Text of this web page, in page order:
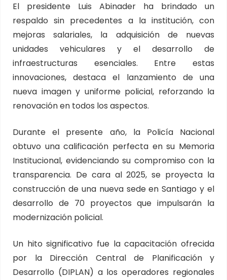
El presidente Luis Abinader ha brindado un
respaldo sin precedentes a la institución, con
mejoras salariales, la adquisición de nuevas
unidades vehiculares y el desarrollo de
infraestructuras esenciales. Entre estas
innovaciones, destaca el lanzamiento de una
nueva imagen y uniforme policial, reforzando la
renovación en todos los aspectos.
Durante el presente año, la Policía Nacional
obtuvo una calificación perfecta en su Memoria
Institucional, evidenciando su compromiso con la
transparencia. De cara al 2025, se proyecta la
construcción de una nueva sede en Santiago y el
desarrollo de 70 proyectos que impulsarán la
modernización policial.
Un hito significativo fue la capacitación ofrecida
por la Dirección Central de Planificación y
Desarrollo (DIPLAN) a los operadores regionales